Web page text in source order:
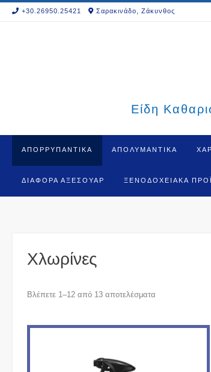
+30.26950.25421 Σαρακινάδο, Ζάκυνθος
Είδη
ΑΠΟΡΡΥΠΑΝΤΙΚΑ ΑΠΟΛΥΜΑΝΤΙΚΑ
ΔΙΆΦΟΡΑ ΑΞΕΣΟΥΆΡ ΞΕΝΟΔΟΧΕΙΑΚΆ
Χλωρίνες
Βλέπετε 1–12 από 13 αποτελέσματα